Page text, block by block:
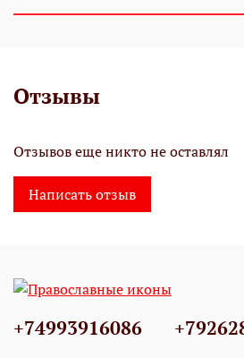
Отзывы
Отзывов еще никто не оставлял
Написать отзыв
+74993916086